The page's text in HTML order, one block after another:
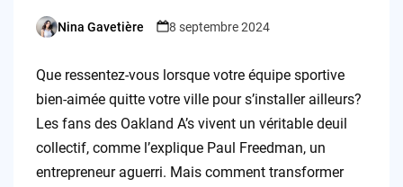
Posted
Nina Gavetière 8 septembre 2024
Que ressentez-vous lorsque votre équipe sportive
bien-aimée quitte votre ville pour s’installer ailleurs?
Les fans des Oakland A’s vivent un véritable deuil
collectif, comme l’explique Paul Freedman, un
entrepreneur aguerri. Mais comment transformer